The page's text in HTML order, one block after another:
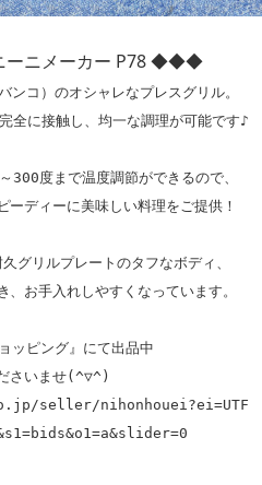
ーニメーカー P78 ◆◆◆
ンコ）のオシャレなプレスグリル。
全に接触し、均一な調理が可能です♪
300度まで温度調節ができるので、
ーディーに美味しい料理をご提供！
グリルプレートのタフなボディ、
お手入れしやすくなっています。
seller/nihonhouei?ei=UTF